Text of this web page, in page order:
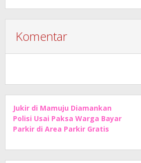
Komentar
Jukir di Mamuju Diamankan
Polisi Usai Paksa Warga Bayar
Parkir di Area Parkir Gratis